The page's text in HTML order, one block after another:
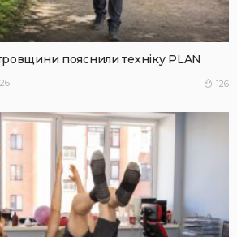
пояснили техніку PLAN
126